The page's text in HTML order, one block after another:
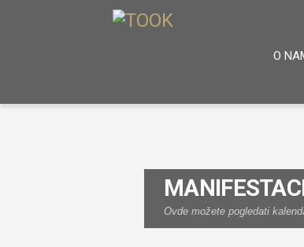
O
Ovde možete pogledati